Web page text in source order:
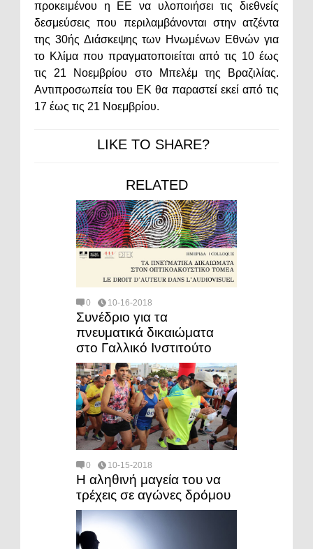
προκειμένου η ΕΕ να υλοποιήσει τις διεθνείς
δεσμεύσεις που περιλαμβάνονται στην ατζέντα
της 30ής Διάσκεψης των Ηνωμένων Εθνών για
το Κλίμα που πραγματοποιείται από τις 10 έως
τις 21 Νοεμβρίου στο Μπελέμ της Βραζιλίας.
Αντιπροσωπεία του ΕΚ θα παραστεί εκεί από τις
17 έως τις 21 Νοεμβρίου.
LIKE TO SHARE?
RELATED
0 10-16-2018
Συνέδριο για τα
πνευματικά δικαιώματα
στο Γαλλικό Ινστιτούτο
0 10-15-2018
Η αληθινή μαγεία του να
τρέχεις σε αγώνες δρόμου